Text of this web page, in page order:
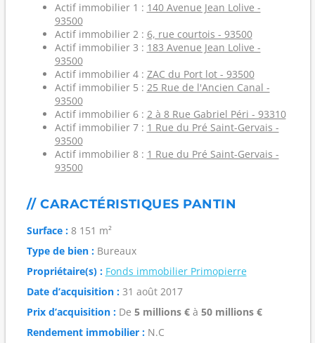
Actif immobilier 1 : 140 Avenue Jean Lolive -
93500
Actif immobilier 2 : 6, rue courtois - 93500
Actif immobilier 3 : 183 Avenue Jean Lolive -
93500
Actif immobilier 4 : ZAC du Port lot - 93500
Actif immobilier 5 : 25 Rue de l'Ancien Canal -
93500
Actif immobilier 6 : 2 à 8 Rue Gabriel Péri - 93310
Actif immobilier 7 : 1 Rue du Pré Saint-Gervais -
93500
Actif immobilier 8 : 1 Rue du Pré Saint-Gervais -
93500
// CARACTÉRISTIQUES PANTIN
Surface :8 151 m²
Type de bien :Bureaux
Propriétaire(s) : Fonds immobilier Primopierre
Date d’acquisition :31 août 2017
Prix d’acquisition :De 5 millions €à 50 millions €
Rendement immobilier :N.C